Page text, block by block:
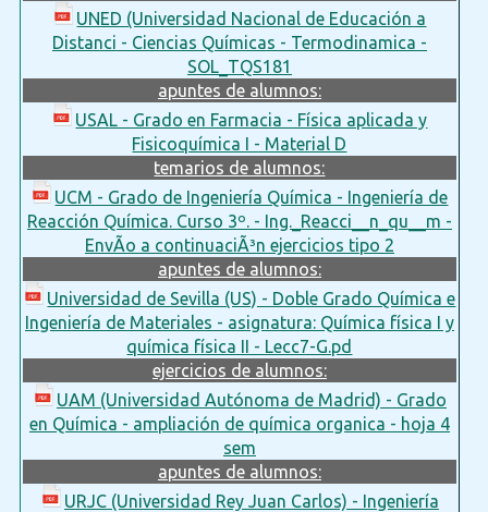
UNED (Universidad Nacional de Educación a
Distanci - Ciencias Químicas - Termodinamica -
SOL_TQS181
apuntes de alumnos:
USAL - Grado en Farmacia - Física aplicada y
Fisicoquímica I - Material D
temarios de alumnos:
UCM - Grado de Ingeniería Química - Ingeniería de
Reacción Química. Curso 3º. - Ing._Reacci__n_qu__m -
EnvÃ­o a continuaciÃ³n ejercicios tipo 2
apuntes de alumnos:
Universidad de Sevilla (US) - Doble Grado Química e
Ingeniería de Materiales - asignatura: Química física I y
química física II - Lecc7-G.pd
ejercicios de alumnos:
UAM (Universidad Autónoma de Madrid) - Grado
en Química - ampliación de química organica - hoja 4
sem
apuntes de alumnos:
URJC (Universidad Rey Juan Carlos) - Ingeniería